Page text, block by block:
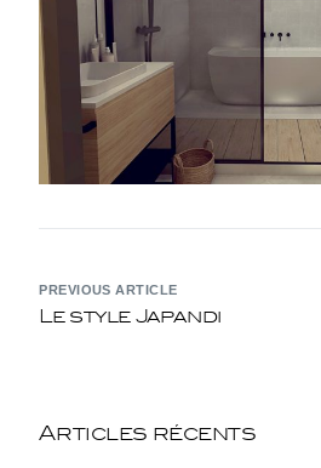
PREVIOUS ARTICLE
Le style Japandi
Articles récents